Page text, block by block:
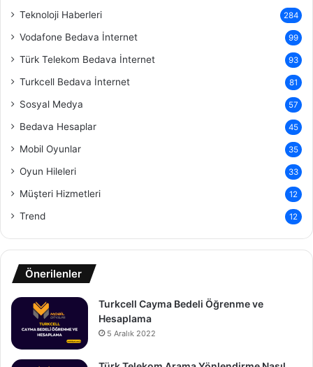
Teknoloji Haberleri 284
Vodafone Bedava İnternet 99
Türk Telekom Bedava İnternet 93
Turkcell Bedava İnternet 81
Sosyal Medya 57
Bedava Hesaplar 45
Mobil Oyunlar 35
Oyun Hileleri 33
Müşteri Hizmetleri 12
Trend 12
Önerilenler
Turkcell Cayma Bedeli Öğrenme ve
Hesaplama
5 Aralık 2022